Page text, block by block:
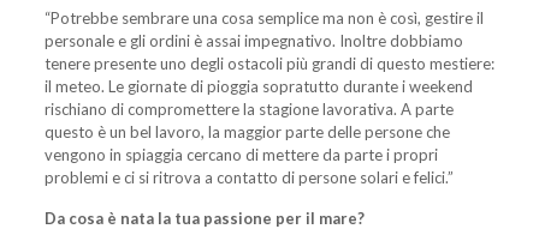
“Potrebbe sembrare una cosa semplice ma non è così, gestire il
personale e gli ordini è assai impegnativo. Inoltre dobbiamo
tenere presente uno degli ostacoli più grandi di questo mestiere:
il meteo. Le giornate di pioggia sopratutto durante i weekend
rischiano di compromettere la stagione lavorativa. A parte
questo è un bel lavoro, la maggior parte delle persone che
vengono in spiaggia cercano di mettere da parte i propri
problemi e ci si ritrova a contatto di persone solari e felici.”
Da cosa è nata la tua passione per il mare?